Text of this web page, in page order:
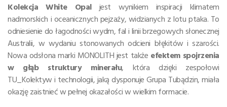
Kolekcja White Opaljest wynikiem inspiracji klimatem
nadmorskich i oceanicznych pejzaży, widzianych z lotu ptaka. To
odniesienie do łagodności wydm, fal i linii brzegowych słonecznej
Australii, w wydaniu stonowanych odcieni błękitów i szarości.
Nowa odsłona marki MONOLITH jest także efektem spojrzenia
w głąb struktury minerału, która dzięki zespołowi
TU_Kolektyw i technologii, jaką dysponuje Grupa Tubądzin, miała
okazję zaistnieć w pełnej okazałości w wielkim formacie.